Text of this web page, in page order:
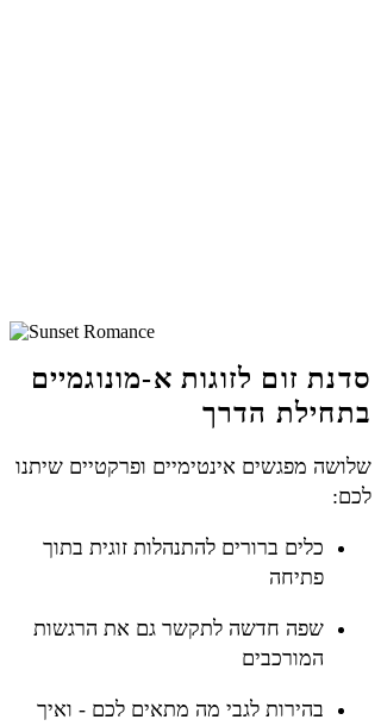
סדנת זום לזוגות א-מונוגמיים
בתחילת הדרך
שלושה מפגשים אינטימיים ופרקטיים שיתנו
לכם:
כלים ברורים להתנהלות זוגית בתוך
פתיחה​
שפה חדשה לתקשר גם את הרגשות
המורכבים
בהירות לגבי מה מתאים לכם - ואיך